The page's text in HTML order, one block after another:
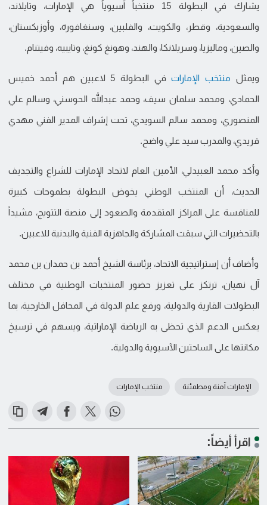
يشارك في البطولة 15 منتخباً آسيوياً هي الإمارات، وتايلاند،
والسعودية، وقطر، والكويت، والفلبين، وسنغافورة، وأوزبكستان،
والصين، وماليزيا، وسريلانكا، والهند، وهونغ كونغ، وتايبيه، وفيتنام.
ويمثل منتخب الإمارات في البطولة 5 لاعبين هم أحمد خميس
الحمادي، ومحمد سلمان سيف، وحمد عبدالله الحوسني، وسالم علي
المنصوري، ومحمد سالم السويدي، تحت إشراف المدير الفني مهدي
قريدي، والمدرب سيد علي واضح.
وأكد محمد العبيدلي، الأمين العام لاتحاد الإمارات للشراع والتجديف
الحديث، أن المنتخب الوطني يخوض البطولة بطموحات كبيرة
للمنافسة على المراكز المتقدمة والصعود إلى منصة التتويج، مشيداً
بالتحضيرات التي سبقت المشاركة والجاهزية الفنية والبدنية للاعبين.
وأضاف أن إستراتيجية الاتحاد، برئاسة الشيخ أحمد بن حمدان بن محمد
آل نهيان، ترتكز على تعزيز حضور المنتخبات الوطنية في مختلف
البطولات القارية والدولية، ورفع علم الدولة في المحافل الخارجية، بما
يعكس الدعم الذي تحظى به الرياضة الإماراتية، ويسهم في ترسيخ
مكانتها على الساحتين الآسيوية والدولية.
الإمارات آمنة ومطمئنة منتخب الإمارات
اقرأ أيضاً: